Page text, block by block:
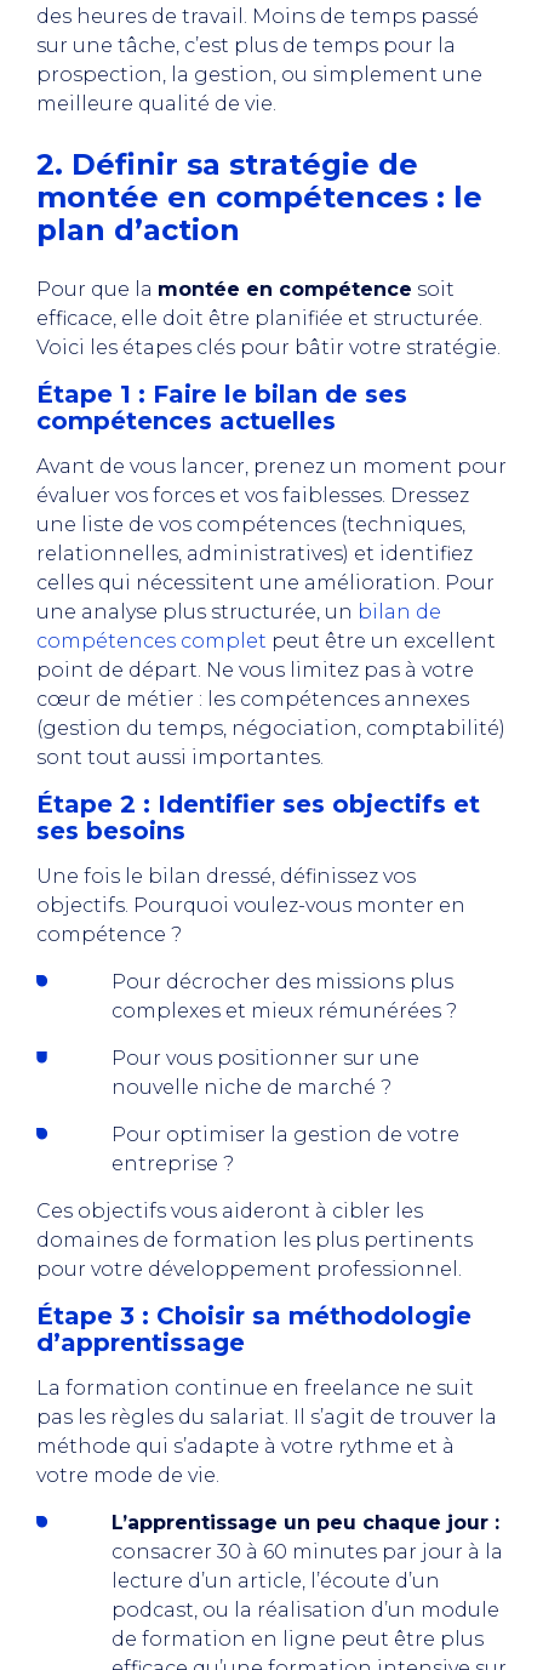
des heures de travail. Moins de temps passé
sur une tâche, c’est plus de temps pour la
prospection, la gestion, ou simplement une
meilleure qualité de vie.
2. Définir sa stratégie de
montée en compétences : le
plan d’action
Pour que la montée en compétence soit
efficace, elle doit être planifiée et structurée.
Voici les étapes clés pour bâtir votre stratégie.
Étape 1 : Faire le bilan de ses
compétences actuelles
Avant de vous lancer, prenez un moment pour
évaluer vos forces et vos faiblesses. Dressez
une liste de vos compétences (techniques,
relationnelles, administratives) et identifiez
celles qui nécessitent une amélioration. Pour
une analyse plus structurée, un bilan de
compétences complet peut être un excellent
point de départ. Ne vous limitez pas à votre
cœur de métier : les compétences annexes
(gestion du temps, négociation, comptabilité)
sont tout aussi importantes.
Étape 2 : Identifier ses objectifs et
ses besoins
Une fois le bilan dressé, définissez vos
objectifs. Pourquoi voulez-vous monter en
compétence ?
Pour décrocher des missions plus
complexes et mieux rémunérées ?
Pour vous positionner sur une
nouvelle niche de marché ?
Pour optimiser la gestion de votre
entreprise ?
Ces objectifs vous aideront à cibler les
domaines de formation les plus pertinents
pour votre développement professionnel.
Étape 3 : Choisir sa méthodologie
d’apprentissage
La formation continue en freelance ne suit
pas les règles du salariat. Il s’agit de trouver la
méthode qui s’adapte à votre rythme et à
votre mode de vie.
L’apprentissage un peu chaque jour :
consacrer 30 à 60 minutes par jour à la
lecture d’un article, l’écoute d’un
podcast, ou la réalisation d’un module
de formation en ligne peut être plus